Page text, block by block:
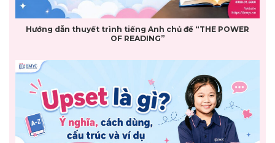
Hướng dẫn thuyết trình tiếng Anh chủ đề “THE POWER
OF READING”